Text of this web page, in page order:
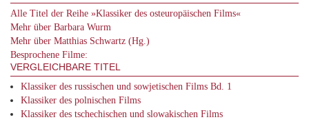
Alle Titel der Reihe »Klassiker des osteuropäischen Films«
Mehr über Barbara Wurm
Mehr über Matthias Schwartz (Hg.)
Besprochene Filme:
VERGLEICHBARE TITEL
Klassiker des russischen und sowjetischen Films Bd. 1
Klassiker des polnischen Films
Klassiker des tschechischen und slowakischen Films